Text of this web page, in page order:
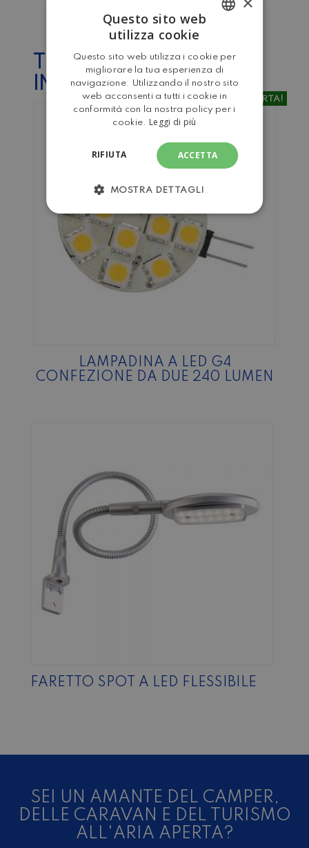
TI POTREBBE
INTERESSARE…
IN OFFERTA!
LAMPADINA A LED G4
CONFEZIONE DA DUE 240 LUMEN
FARETTO SPOT A LED FLESSIBILE
SEI UN AMANTE DEL CAMPER,
DELLE CARAVAN E DEL TURISMO
ALL'ARIA APERTA?
ENGLISH
Questo sito web
utilizza cookie
Questo sito web utilizza i cookie per
migliorare la tua esperienza di
navigazione. Utilizzando il nostro sito
web acconsenti a tutti i cookie in
conformità con la nostra policy per i
cookie. Leggi di più
ACCETTA
RIFIUTA
MOSTRA DETTAGLI